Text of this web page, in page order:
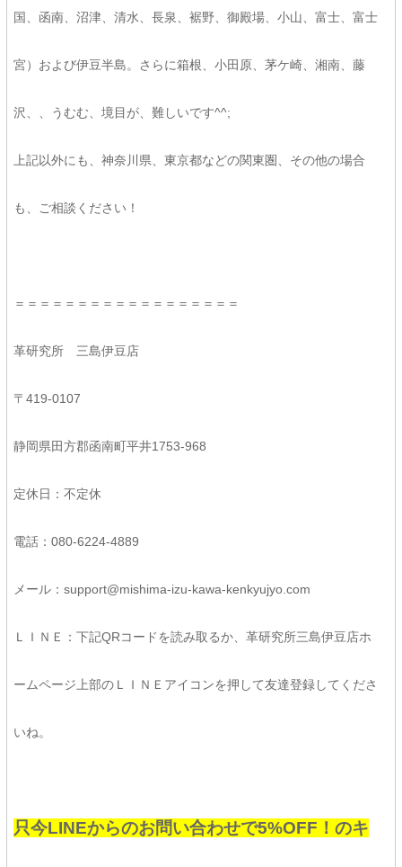
国、函南、沼津、清水、長泉、裾野、御殿場、小山、富士、富士
宮）および伊豆半島。さらに箱根、小田原、茅ケ崎、湘南、藤
沢、、うむむ、境目が、難しいです^^;
上記以外にも、神奈川県、東京都などの関東圏、その他の場合
も、ご相談ください！
＝＝＝＝＝＝＝＝＝＝＝＝＝＝＝＝＝＝
革研究所 三島伊豆店
〒419-0107
静岡県田方郡函南町平井1753-968
定休日：不定休
電話：080-6224-4889
メール：support@mishima-izu-kawa-kenkyujyo.com
ＬＩＮＥ：下記QRコードを読み取るか、革研究所三島伊豆店ホ
ームページ上部のＬＩＮＥアイコンを押して友達登録してくださ
いね。
只今LINEからのお問い合わせで5%OFF！のキ